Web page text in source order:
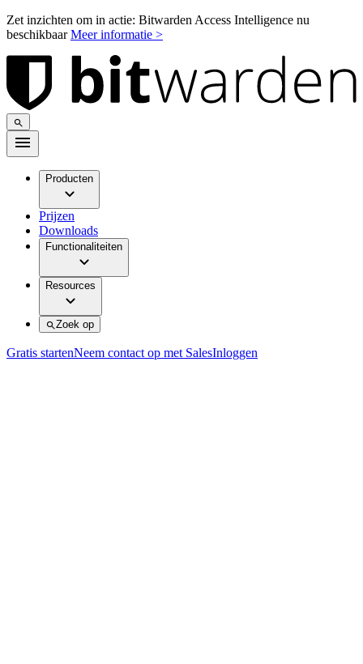
Zet inzichten om in actie: Bitwarden Access Intelligence nu
beschikbaarMeer informatie >
Producten
Prijzen
Downloads
Functionaliteiten
Resources
Zoek op
Gratis startenNeem contact op met SalesInloggen